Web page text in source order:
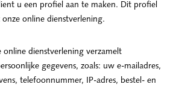
u een profiel aan te maken. Dit profiel
online dienstverlening.
online dienstverlening verzamelt
gegevens, zoals: uw e-mailadres,
telefoonnummer, IP-adres, bestel- en